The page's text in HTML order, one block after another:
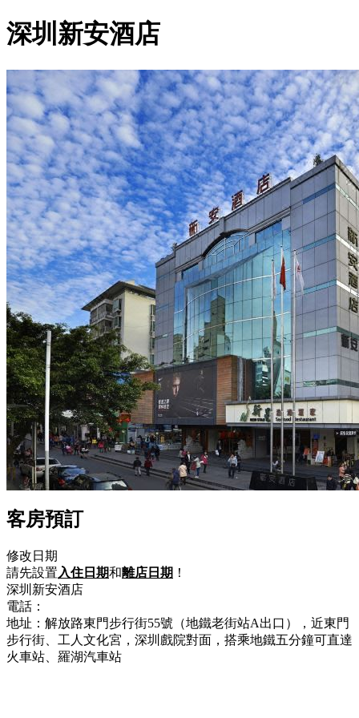
深圳新安酒店
客房預訂
修改日期
請先設置 入住日期和離店日期 ！
深圳新安酒店
電話：
地址：解放路東門步行街55號（地鐵老街站A出口），近東門
步行街、工人文化宮，深圳戲院對面，搭乘地鐵五分鐘可直達
火車站、羅湖汽車站